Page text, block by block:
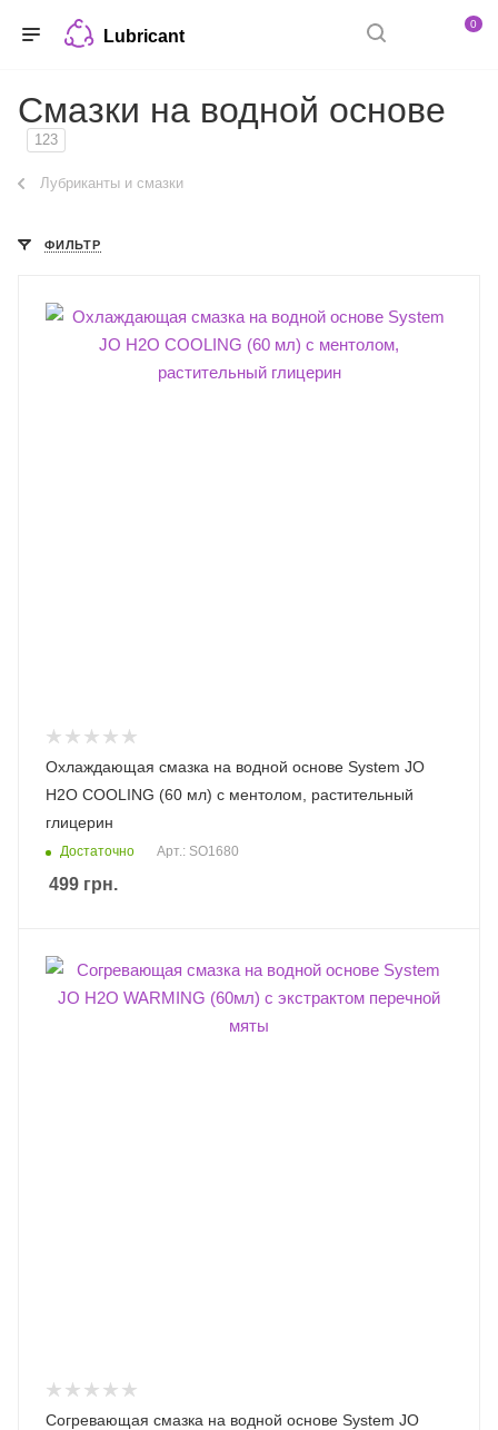
Lubricant
0
Смазки на водной основе
123
Лубриканты и смазки
ФИЛЬТР
Охлаждающая смазка на водной основе System JO
H2O COOLING (60 мл) с ментолом, растительный
глицерин
Достаточно Арт.: SO1680
499 грн.
Согревающая смазка на водной основе System JO